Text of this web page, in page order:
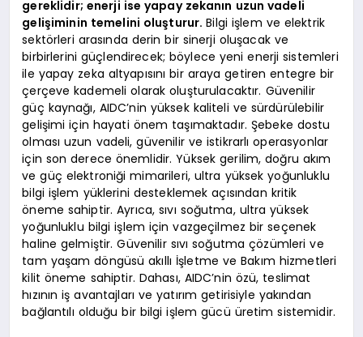
gereklidir; enerji ise yapay zekanın uzun vadeli
gelişiminin temelini oluşturur.Bilgi işlem ve elektrik
sektörleri arasında derin bir sinerji oluşacak ve
birbirlerini güçlendirecek; böylece yeni enerji sistemleri
ile yapay zeka altyapısını bir araya getiren entegre bir
çerçeve kademeli olarak oluşturulacaktır. Güvenilir
güç kaynağı, AIDC’nin yüksek kaliteli ve sürdürülebilir
gelişimi için hayati önem taşımaktadır. Şebeke dostu
olması uzun vadeli, güvenilir ve istikrarlı operasyonlar
için son derece önemlidir. Yüksek gerilim, doğru akım
ve güç elektroniği mimarileri, ultra yüksek yoğunluklu
bilgi işlem yüklerini desteklemek açısından kritik
öneme sahiptir. Ayrıca, sıvı soğutma, ultra yüksek
yoğunluklu bilgi işlem için vazgeçilmez bir seçenek
haline gelmiştir. Güvenilir sıvı soğutma çözümleri ve
tam yaşam döngüsü akıllı İşletme ve Bakım hizmetleri
kilit öneme sahiptir. Dahası, AIDC’nin özü, teslimat
hızının iş avantajları ve yatırım getirisiyle yakından
bağlantılı olduğu bir bilgi işlem gücü üretim sistemidir.